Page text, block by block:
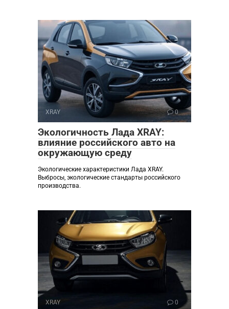
XRAY 0
Экологичность Лада XRAY:
влияние российского авто на
окружающую среду
Экологические характеристики Лада XRAY.
Выбросы, экологические стандарты российского
производства.
XRAY 0